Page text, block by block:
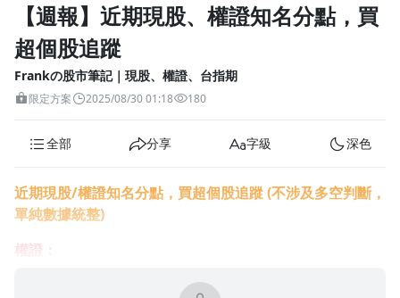
2% 點數回饋！🚀 酷暑來襲．偷偷在冷氣房升級 📈⭐️ 【冷氣房
進修 限時開跑】◾單筆滿 NT$2,500 現折 NT$300◾活動期間：
即日起 - 8/13（只有一週）-📣 酷暑季好康 \ 再加碼 /→ 點數回饋
無上限🔥購買任一課程 or 訂閱✅ 消費即享回饋 1% 點數✅ 滿
$5,000 回饋 2% 點數🎁 此為 PPA 官方帳號 Line@ 專屬活動，加
入好友👉 享有「渠道專屬活動」及「個人化推播」！
2 天前
【週報】近期現股、權證知名分點，買
超個股追蹤
Frankの股市筆記｜現股、權證、台指期
限定方案 2025/08/30 01:18 180
全部 分享 字級 深色
近期現股/權證知名分點，買超個股追蹤 (不涉及多空判斷，
單純數據統整)
權證：
1.0x
2.0x
1.75x
追蹤列表
去逛逛
清除全部